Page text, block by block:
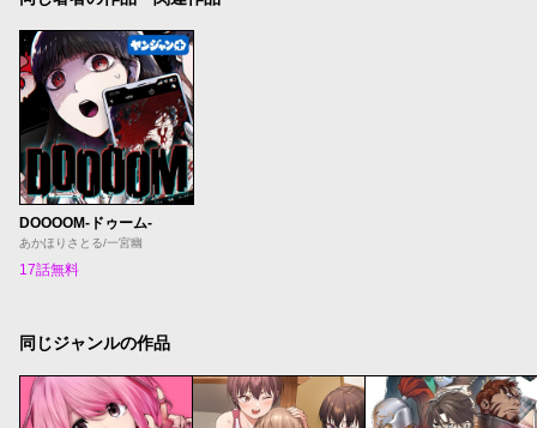
DOOOOM‐ドゥーム‐
あかほりさとる/一宮幽
17話無料
同じジャンルの作品